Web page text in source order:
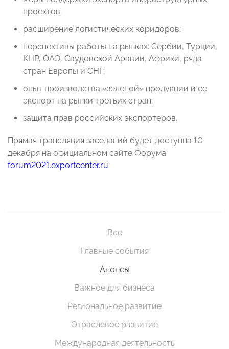
проектов;
расширение логистических коридоров;
перспективы работы на рынках: Сербии, Турции,
КНР, ОАЭ, Саудовской Аравии, Африки, ряда
стран Европы и СНГ;
опыт производства «зеленой» продукции и ее
экспорт на рынки третьих стран;
защита прав российских экспортеров.
Прямая трансляция заседаний будет доступна 10
декабря на официальном сайте Форума:
forum2021.exportcenter.ru.
Все
Главные события
Анонсы
Важное для бизнеса
Региональное развитие
Отраслевое развитие
Международная деятельность